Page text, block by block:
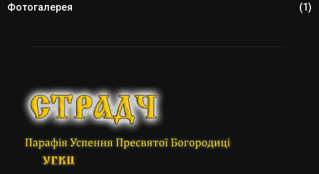
Фотогалерея
(1)